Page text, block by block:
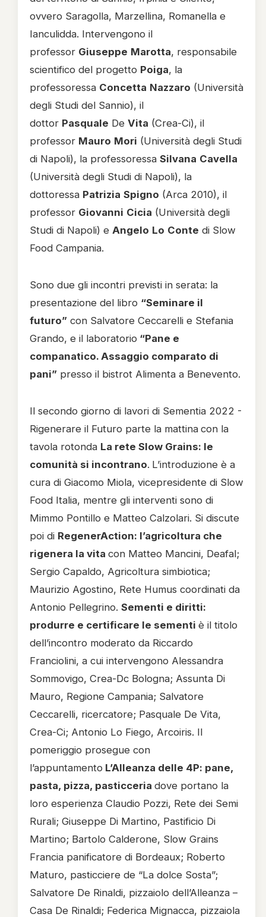
ovvero Saragolla, Marzellina, Romanella e
Ianculidda. Intervengono il
professor Giuseppe Marotta, responsabile
scientifico del progetto Poiga, la
professoressa Concetta Nazzaro (Università
degli Studi del Sannio), il
dottor Pasquale De Vita (Crea-Ci), il
professor Mauro Mori (Università degli Studi
di Napoli), la professoressa Silvana Cavella
(Università degli Studi di Napoli), la
dottoressa Patrizia Spigno (Arca 2010), il
professor Giovanni Cicia (Università degli
Studi di Napoli) e Angelo Lo Conte di Slow
Food Campania.
Sono due gli incontri previsti in serata: la
presentazione del libro “Seminare il
futuro” con Salvatore Ceccarelli e Stefania
Grando, e il laboratorio “Pane e
companatico. Assaggio comparato di
pani” presso il bistrot Alimenta a Benevento.
Il secondo giorno di lavori di Sementia 2022 -
Rigenerare il Futuro parte la mattina con la
tavola rotonda La rete Slow Grains: le
comunità si incontrano. L’introduzione è a
cura di Giacomo Miola, vicepresidente di Slow
Food Italia, mentre gli interventi sono di
Mimmo Pontillo e Matteo Calzolari. Si discute
poi di RegenerAction: l’agricoltura che
rigenera la vita con Matteo Mancini, Deafal;
Sergio Capaldo, Agricoltura simbiotica;
Maurizio Agostino, Rete Humus coordinati da
Antonio Pellegrino. Sementi e diritti:
produrre e certificare le sementi è il titolo
dell’incontro moderato da Riccardo
Franciolini, a cui intervengono Alessandra
Sommovigo, Crea-Dc Bologna; Assunta Di
Mauro, Regione Campania; Salvatore
Ceccarelli, ricercatore; Pasquale De Vita,
Crea-Ci; Antonio Lo Fiego, Arcoiris. Il
pomeriggio prosegue con
l’appuntamento L’Alleanza delle 4P: pane,
pasta, pizza, pasticceria dove portano la
loro esperienza Claudio Pozzi, Rete dei Semi
Rurali; Giuseppe Di Martino, Pastificio Di
Martino; Bartolo Calderone, Slow Grains
Francia panificatore di Bordeaux; Roberto
Maturo, pasticciere de “La dolce Sosta”;
Salvatore De Rinaldi, pizzaiolo dell’Alleanza –
Casa De Rinaldi; Federica Mignacca, pizzaiola